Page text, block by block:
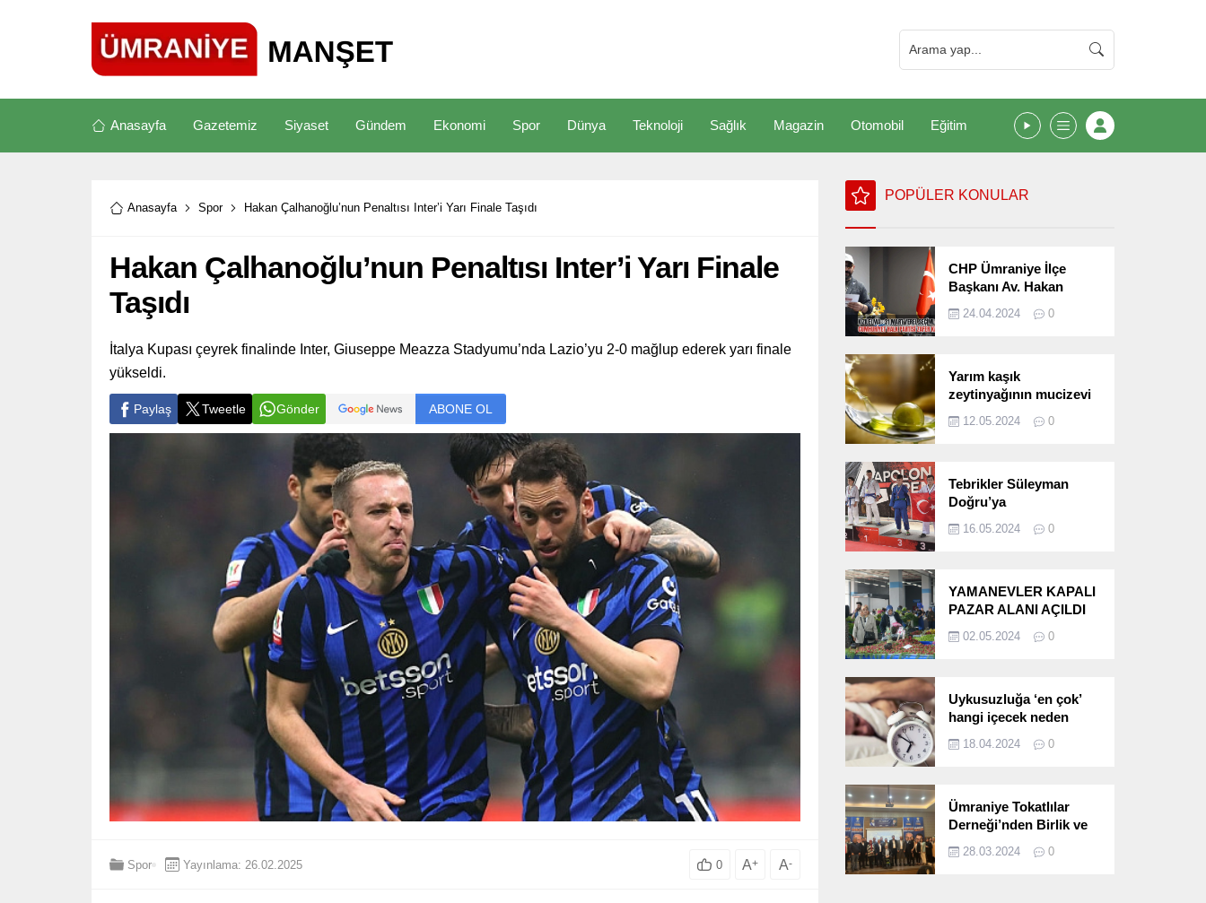
Anasayfa Gazetemiz Siyaset Gündem Ekonomi Spor Dünya Teknoloji Sağlık Magazin Otomobil Eğitim
Anasayfa Spor Hakan Çalhanoğlu’nun Penaltısı Inter’i Yarı Finale Taşıdı
Hakan Çalhanoğlu’nun Penaltısı Inter’i Yarı Finale
Taşıdı
İtalya Kupası çeyrek finalinde Inter, Giuseppe Meazza Stadyumu’nda Lazio’yu 2-0 mağlup ederek yarı finale
yükseldi.
Paylaş Tweetle Gönder ABONE OL
Spor Yayınlama: 26.02.2025 0 A+ A-
POPÜLER KONULAR
CHP Ümraniye İlçe
Başkanı Av. Hakan
Seçimlerini
24.04.2024 0
Yarım kaşık
zeytinyağının mucizevi
12.05.2024 0
Tebrikler Süleyman
Doğru’ya
16.05.2024 0
YAMANEVLER KAPALI
PAZAR ALANI AÇILDI
02.05.2024 0
Uykusuzluğa ‘en çok’
hangi içecek neden
18.04.2024 0
Ümraniye Tokatlılar
Derneği’nden Birlik ve
Programı
28.03.2024 0